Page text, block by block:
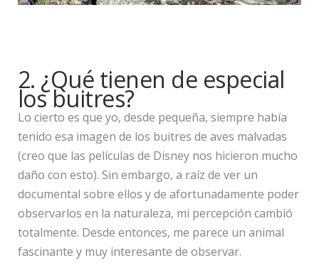
2. ¿Qué tienen de especial
los buitres?
Lo cierto es que yo, desde pequeña, siempre había
tenido esa imagen de los buitres de aves malvadas
(creo que las películas de Disney nos hicieron mucho
daño con esto). Sin embargo, a raíz de ver un
documental sobre ellos y de afortunadamente poder
observarlos en la naturaleza, mi percepción cambió
totalmente. Desde entonces, me parece un animal
fascinante y muy interesante de observar.